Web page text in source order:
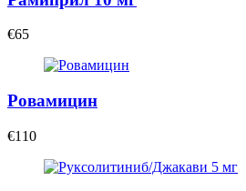
€65
Ровамицин
€110